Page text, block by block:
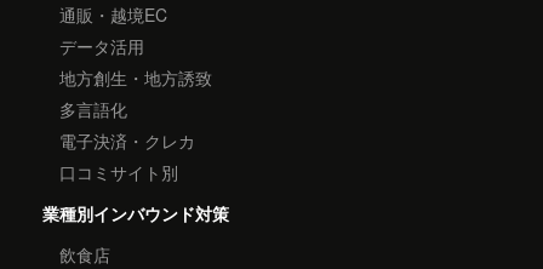
通販・越境EC
データ活用
地方創生・地方誘致
多言語化
電子決済・クレカ
口コミサイト別
業種別インバウンド対策
飲食店